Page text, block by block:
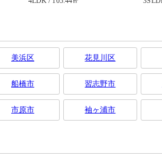
美浜区 花見川区
船橋市 習志野市
市原市 袖ヶ浦市